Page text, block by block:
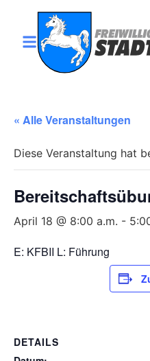
« Alle Veranstaltungen
Diese Veranstaltung hat
April 18 @ 8:00 a.m. -
E: KFBII L: Führung
DETAILS